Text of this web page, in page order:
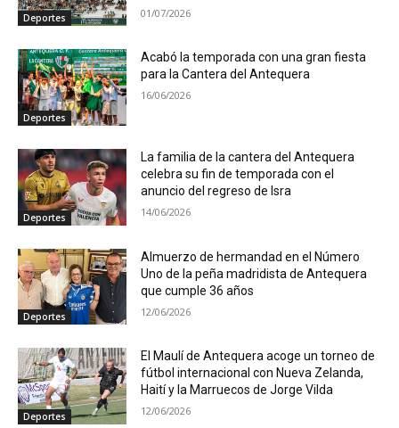
Deportes 01/07/2026
Deportes
Acabó la temporada con una gran fiesta
para la Cantera del Antequera
16/06/2026
Deportes
La familia de la cantera del Antequera
celebra su fin de temporada con el
anuncio del regreso de Isra
14/06/2026
Deportes
Almuerzo de hermandad en el Número
Uno de la peña madridista de Antequera
que cumple 36 años
12/06/2026
Deportes
El Maulí de Antequera acoge un torneo de
fútbol internacional con Nueva Zelanda,
Haití y la Marruecos de Jorge Vilda
12/06/2026